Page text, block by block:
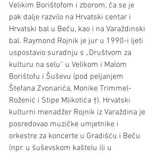
Velikim Borištofom i zborom, ča se je
pak dalje razvilo na Hrvatski centar i
Hrvatski bal u Beču, kao i na Varaždinski
bal. Raymond Rojnik je jur u 1990-i ljeti
uspostavio suradnju s „Društvom za
kulturu na selu“ u Velikom i Malom
Borištofu i Šuševu (pod peljanjem
Štefana Zvonarića, Monike Trimmel-
Roženić i Stipe Mlikotića †). Hrvatski
kulturni menadžer Rojnik iz Varaždina je
posredovao muzičke umjetnike i
orkestre za koncerte u Gradišću i Beču
(npr. u šuševskom kaštelu ili u